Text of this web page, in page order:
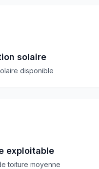
solaire
disponible
exploitable
toiture moyenne